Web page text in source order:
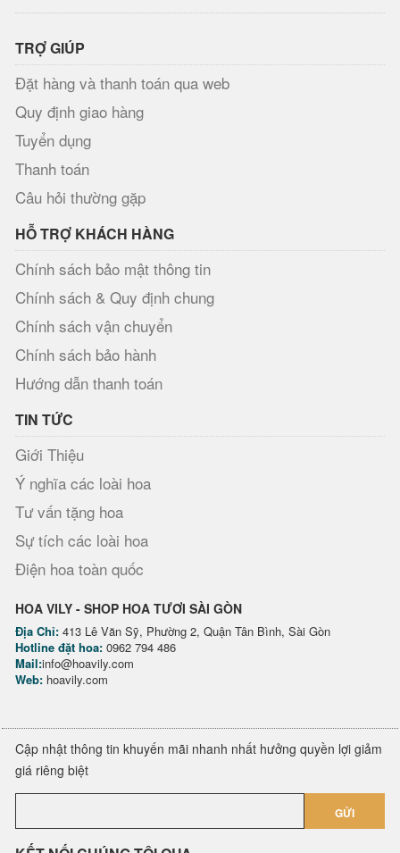
TRỢ GIÚP
Đặt hàng và thanh toán qua web
Quy định giao hàng
Tuyển dụng
Thanh toán
Câu hỏi thường gặp
HỖ TRỢ KHÁCH HÀNG
Chính sách bảo mật thông tin
Chính sách & Quy định chung
Chính sách vận chuyển
Chính sách bảo hành
Hướng dẫn thanh toán
TIN TỨC
Giới Thiệu
Ý nghĩa các loài hoa
Tư vấn tặng hoa
Sự tích các loài hoa
Điện hoa toàn quốc
HOA VILY - SHOP HOA TƯƠI SÀI GÒN
Địa Chỉ: 413 Lê Văn Sỹ, Phường 2, Quận Tân Bình, Sài Gòn
Hotline đặt hoa: 0962 794 486
Mail:info@hoavily.com
Web: hoavily.com
Cập nhật thông tin khuyến mãi nhanh nhất hưởng quyền lợi giảm
giá riêng biệt
GỬI